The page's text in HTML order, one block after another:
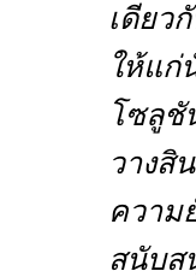
เดียว
ให้แก่
โซลู
วางสิ
ความ
สนับส